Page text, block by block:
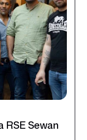
RSE Sewan